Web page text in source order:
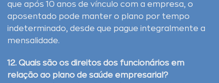
que após 10 anos de vínculo com a empresa, o
aposentado pode manter o plano por tempo
indeterminado, desde que pague integralmente a
mensalidade.
12. Quais são os direitos dos funcionários em
relação ao plano de saúde empresarial?